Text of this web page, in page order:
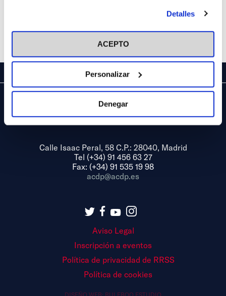
en el botón "Personalizar". Para más información puedes
visitar nuestra Política de Cookies
Detalles
ACEPTO
Personalizar
Denegar
Anterior Siguiente
Calle Isaac Peral, 58 C.P.: 28040, Madrid
Tel (+34) 91 456 63 27
Fax: (+34) 91 535 19 98
acdp@acdp.es
Aviso Legal
Inscripción a eventos
Política de privacidad de RRSS
Política de cookies
DISEÑO WEB: BULEBOO ESTUDIO